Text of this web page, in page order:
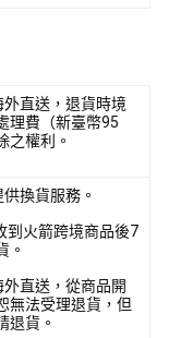
直送，退貨時境
理費（新臺幣95
之權利。
換貨服務。
到火箭跨境商品後7
。
直送，從商品開
無法受理退貨，但
退貨。